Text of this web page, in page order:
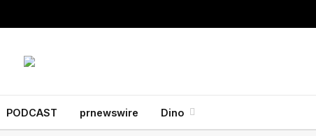
PODCAST prnewswire Dino